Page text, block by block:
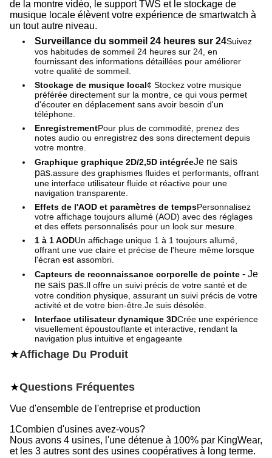
de la montre vidéo, le support TWS et le stockage de
musique locale élèvent votre expérience de smartwatch à
un tout autre niveau.
Surveillance du sommeil 24 heures sur 24Suivez
vos habitudes de sommeil 24 heures sur 24, en
fournissant des informations détaillées pour améliorer
votre qualité de sommeil.
Stockage de musique local¢ Stockez votre musique
préférée directement sur la montre, ce qui vous permet
d'écouter en déplacement sans avoir besoin d'un
téléphone.
EnregistrementPour plus de commodité, prenez des
notes audio ou enregistrez des sons directement depuis
votre montre.
Graphique graphique 2D/2,5D intégréeJe ne sais
pas.assure des graphismes fluides et performants, offrant
une interface utilisateur fluide et réactive pour une
navigation transparente.
Effets de l'AOD et paramètres de tempsPersonnalisez
votre affichage toujours allumé (AOD) avec des réglages
et des effets personnalisés pour un look sur mesure.
1 à 1 AODUn affichage unique 1 à 1 toujours allumé,
offrant une vue claire et précise de l'heure même lorsque
l'écran est assombri.
Capteurs de reconnaissance corporelle de pointe - Je
ne sais pas.Il offre un suivi précis de votre santé et de
votre condition physique, assurant un suivi précis de votre
activité et de votre bien-être.Je suis désolée.
Interface utilisateur dynamique 3DCrée une expérience
visuellement époustouflante et interactive, rendant la
navigation plus intuitive et engageante
★Affichage Du Produit
★Questions Fréquentes
Vue d'ensemble de l'entreprise et production
1Combien d'usines avez-vous?
Nous avons 4 usines, l'une détenue à 100% par KingWear,
et les 3 autres sont des usines coopératives à long terme.